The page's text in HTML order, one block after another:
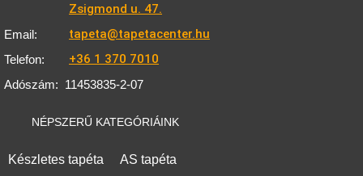
Zsigmond u. 47.
Email: tapeta@tapetacenter.hu
Telefon: +36 1 370 7010
Adószám: 11453835-2-07
NÉPSZERŰ KATEGÓRIÁINK
Készletes tapéta
AS tapéta